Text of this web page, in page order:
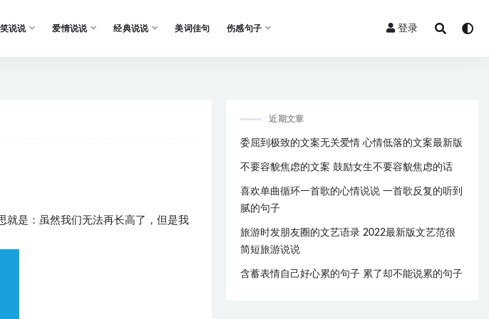
说说 爱情说说 经典说说 美词佳句 伤感句子 登录
就是：虽然我们无法再长高了，但是我
近期文章
委屈到极致的文案无关爱情 心情低落的文案最新版
不要容貌焦虑的文案 鼓励女生不要容貌焦虑的话
喜欢单曲循环一首歌的心情说说 一首歌反复的听到
腻的句子
旅游时发朋友圈的文艺语录 2022最新版文艺范很
简短旅游说说
含蓄表情自己好心累的句子 累了却不能说累的句子